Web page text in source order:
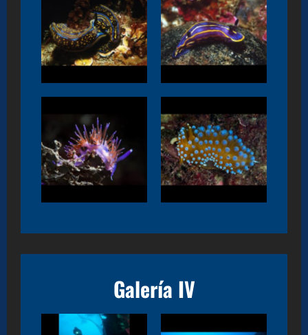
Felimare
cantabrica
Felimare tricolor
Flabellina affinis Janolus cristatus
Galería IV